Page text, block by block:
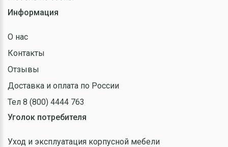
Информация
О нас
Контакты
Отзывы
Доставка и оплата по России
Тел 8 (800) 4444 763
Уголок потребителя
Уход и эксплуатация корпусной мебели